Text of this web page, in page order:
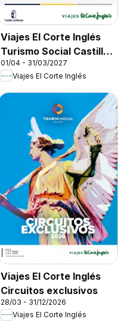
Viajes El Corte Inglés
Turismo Social Castilla
La Mancha
01/04 - 31/03/2027
Viajes El Corte Inglés
Viajes El Corte Inglés
Circuitos exclusivos
28/03 - 31/12/2026
Viajes El Corte Inglés